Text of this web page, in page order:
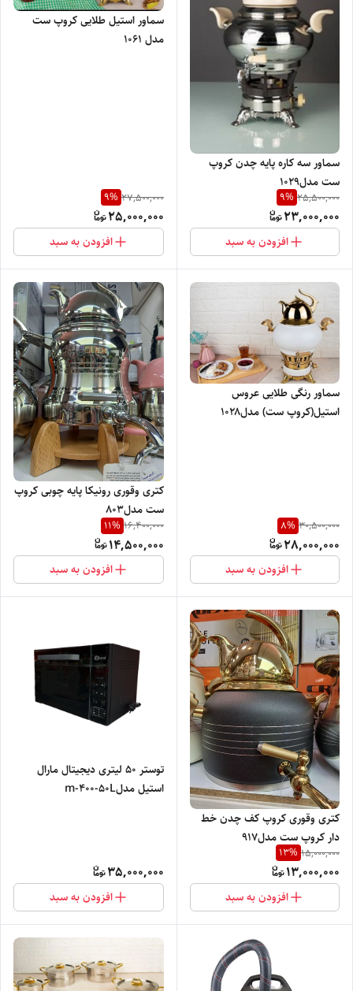
سماور سه کاره پایه چدن کروپ
ست مدل۱۰۲۹
25,500,000
9%
23,000,000
افزودن به سبد
سماور استیل طلایی کروپ ست
مدل ۱۰۶۱
27,500,000
9%
25,000,000
افزودن به سبد
سماور رنگی طلایی عروس
استیل(کروپ ست) مدل۱۰۲۸
30,500,000
8%
28,000,000
افزودن به سبد
کتری وقوری رونیکا پایه چوبی کروپ
ست مدل۸۰۳
16,400,000
11%
14,500,000
افزودن به سبد
کتری وقوری کروپ کف چدن خط
دار کروپ ست مدل۹۱۷
15,000,000
13%
13,000,000
افزودن به سبد
توستر ۵۰ لیتری دیجیتال مارال
استیل مدلm-400-50L
35,000,000
افزودن به سبد